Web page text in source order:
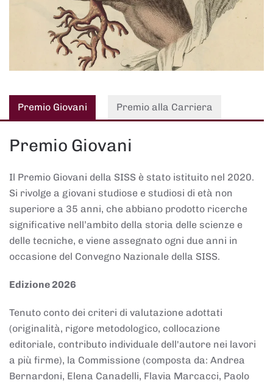
Premio Giovani Premio alla Carriera
Premio Giovani
Il Premio Giovani della SISS è stato istituito nel 2020.
Si rivolge a giovani studiose e studiosi di età non
superiore a 35 anni, che abbiano prodotto ricerche
significative nell’ambito della storia delle scienze e
delle tecniche, e viene assegnato ogni due anni in
occasione del Convegno Nazionale della SISS.
Edizione 2026
Tenuto conto dei criteri di valutazione adottati
(originalità, rigore metodologico, collocazione
editoriale, contributo individuale dell'autore nei lavori
a più firme), la Commissione (composta da: Andrea
Bernardoni, Elena Canadelli, Flavia Marcacci, Paolo